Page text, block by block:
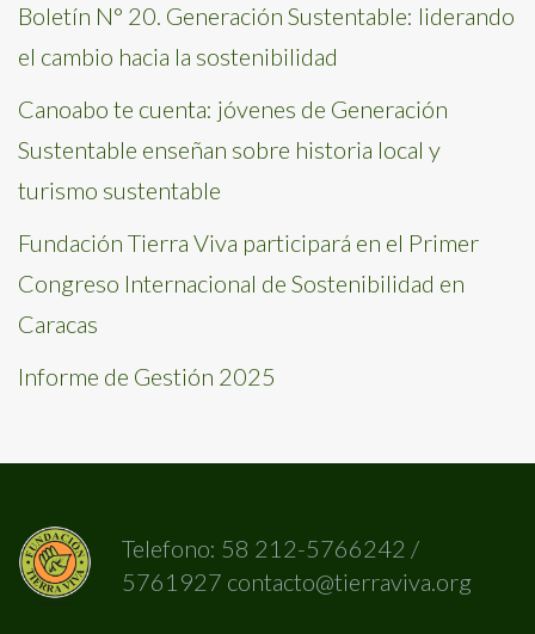
Boletín N° 20. Generación Sustentable: liderando
el cambio hacia la sostenibilidad
Canoabo te cuenta: jóvenes de Generación
Sustentable enseñan sobre historia local y
turismo sustentable
Fundación Tierra Viva participará en el Primer
Congreso Internacional de Sostenibilidad en
Caracas
Informe de Gestión 2025
Telefono: 58 212-5766242 /
5761927 contacto@tierraviva.org